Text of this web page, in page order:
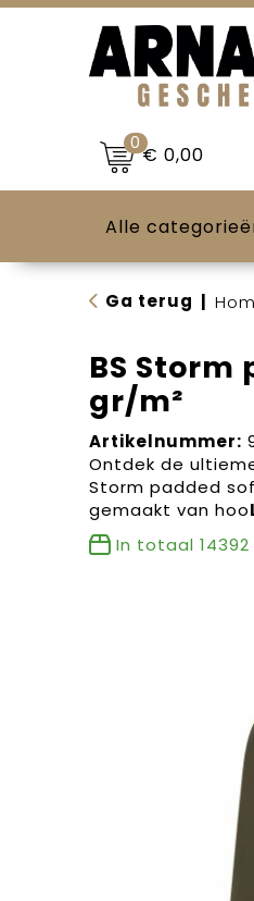
0€ 0,00
Alle
Ga terug
BS Storm
gr/m²
Artikelnummer:
Ontdek de
Storm padded
gemaakt van hoo
In totaal 14392